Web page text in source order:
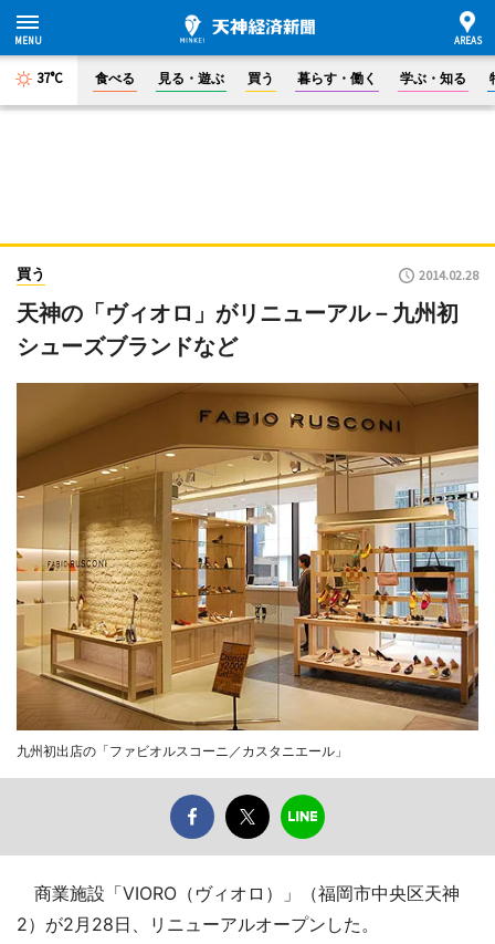
37°C 食べる 見る・遊ぶ 買う 暮らす・働く 学ぶ・知る
買う 2014.02.28
天神の「ヴィオロ」がリニューアル－九州初
シューズブランドなど
九州初出店の「ファビオルスコーニ／カスタニエール」
商業施設「VIORO（ヴィオロ）」（福岡市中央区天神
2）が2月28日、リニューアルオープンした。